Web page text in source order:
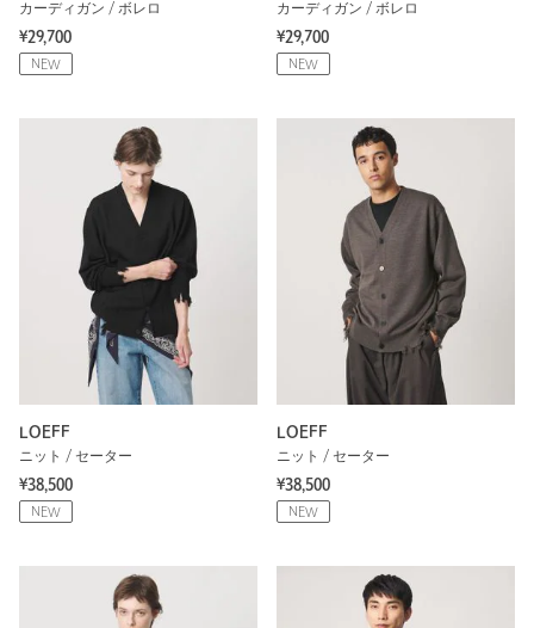
カーディガン / ボレロ
¥29,700
NEW
カーディガン / ボレロ
¥29,700
NEW
LOEFF
ニット / セーター
¥38,500
NEW
LOEFF
ニット / セーター
¥38,500
NEW